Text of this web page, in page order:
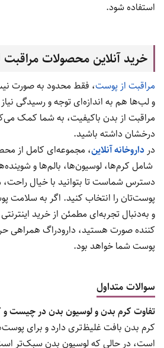
استفاده شود.
خرید آنلاین محصولات مراقبت
مراقبت از پوست، فقط محدود به صورت
و لب‌ها هم به اندازه‌ای توجه و رسیدگی
مراقبت از بدن باکیفیت، به شما کمک
درخشان داشته باشید.
در داروخانه آنلاین، مجموعه‌ای کامل از
شامل کرم‌ها، لوسیون‌ها، بالم‌ها و
دسترس شماست تا بتوانید با خیال
پوست‌تان را انتخاب کنید. اگر به
و به‌دنبال تجربه‌ای مطمئن از خرید
کننده صورت هستید، دارودراگ همراهی
پوست شما خواهد بود.
سوالات متداول
تفاوت کرم بدن و لوسیون بدن در چیست
کرم بدن بافت غلیظ‌تری دارد و برای
است، در حالی که لوسیون بدن سبک‌تر